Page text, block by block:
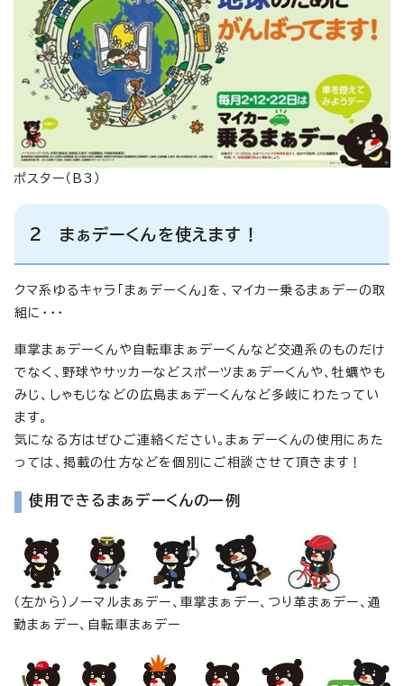
ポスター（B3）
2 まぁデーくんを使えます！
クマ系ゆるキャラ「まぁデーくん」を、マイカー乗るまぁデーの取
組に・・・
車掌まぁデーくんや自転車まぁデーくんなど交通系のものだけ
でなく、野球やサッカーなどスポーツまぁデーくんや、牡蠣やも
みじ、しゃもじなどの広島まぁデーくんなど多岐にわたってい
ます。
気になる方はぜひご連絡ください。まぁデーくんの使用にあた
っては、掲載の仕方などを個別にご相談させて頂きます！
使用できるまぁデーくんの一例
（左から）ノーマルまぁデー、車掌まぁデー、つり革まぁデー、通
勤まぁデー、自転車まぁデー